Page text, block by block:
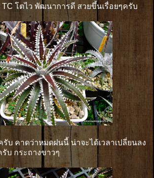
TC โตไว พัฒนาการดี สวยขึ้นเรื่อยๆครับ
บ คาดว่าหมดฝนนี้ น่าจะได้เวลาเปลี่ยนลง
บ กระถางขาวๆ